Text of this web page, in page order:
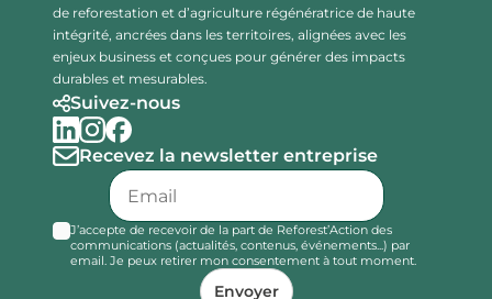
de reforestation et d’agriculture régénératrice de haute
intégrité, ancrées dans les territoires, alignées avec les
enjeux business et conçues pour générer des impacts
durables et mesurables.
Suivez-nous
Recevez la newsletter entreprise
J’accepte de recevoir de la part de Reforest’Action des
communications (actualités, contenus, événements...) par
email. Je peux retirer mon consentement à tout moment.
Envoyer